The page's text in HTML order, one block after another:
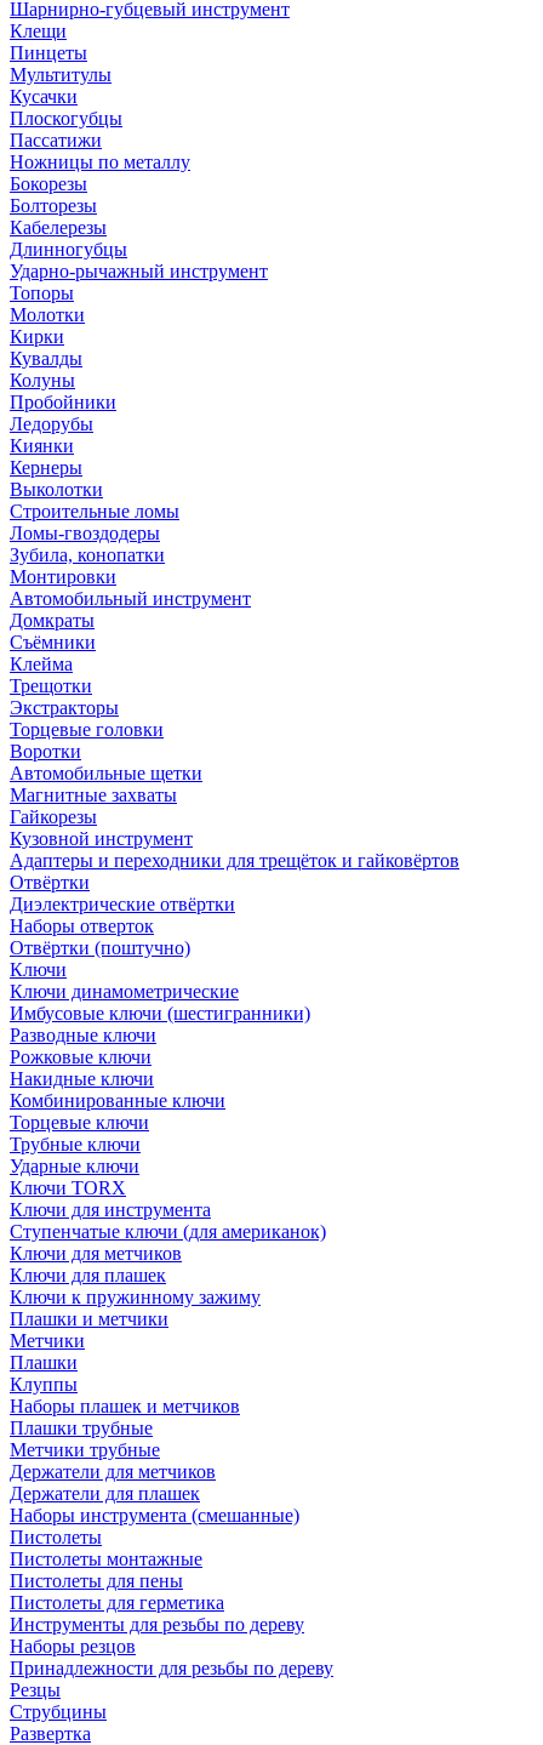
Шарнирно-губцевый инструмент
Клещи
Пинцеты
Мультитулы
Кусачки
Плоскогубцы
Пассатижи
Ножницы по металлу
Бокорезы
Болторезы
Кабелерезы
Длинногубцы
Ударно-рычажный инструмент
Топоры
Молотки
Кирки
Кувалды
Колуны
Пробойники
Ледорубы
Киянки
Кернеры
Выколотки
Строительные ломы
Ломы-гвоздодеры
Зубила, конопатки
Монтировки
Автомобильный инструмент
Домкраты
Съёмники
Клейма
Трещотки
Экстракторы
Торцевые головки
Воротки
Автомобильные щетки
Магнитные захваты
Гайкорезы
Кузовной инструмент
Адаптеры и переходники для трещёток и гайковёртов
Отвёртки
Диэлектрические отвёртки
Наборы отверток
Отвёртки (поштучно)
Ключи
Ключи динамометрические
Имбусовые ключи (шестигранники)
Разводные ключи
Рожковые ключи
Накидные ключи
Комбинированные ключи
Торцевые ключи
Трубные ключи
Ударные ключи
Ключи TORX
Ключи для инструмента
Ступенчатые ключи (для американок)
Ключи для метчиков
Ключи для плашек
Ключи к пружинному зажиму
Плашки и метчики
Метчики
Плашки
Клуппы
Наборы плашек и метчиков
Плашки трубные
Метчики трубные
Держатели для метчиков
Держатели для плашек
Наборы инструмента (смешанные)
Пистолеты
Пистолеты монтажные
Пистолеты для пены
Пистолеты для герметика
Инструменты для резьбы по дереву
Наборы резцов
Принадлежности для резьбы по дереву
Резцы
Струбцины
Развертка